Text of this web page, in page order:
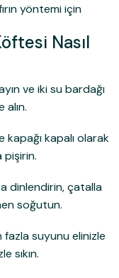
yöntemi için
Nasıl
ve iki su bardağı
kapağı kapalı olarak
pişirin.
dinlendirin, çatalla
soğutun.
suyunu elinizle
sıkın.